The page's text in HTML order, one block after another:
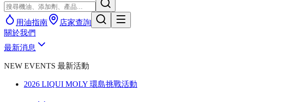
用油指南
店家查詢
關於我們
最新消息
NEW EVENTS 最新活動
2026 LIQUI MOLY 環島挑戰活動